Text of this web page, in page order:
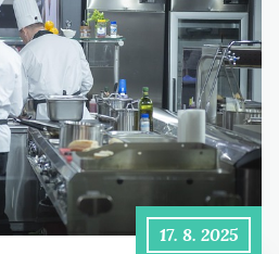
17. 8. 2025